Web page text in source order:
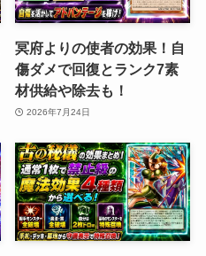
冥府よりの使者の効果！自
傷ダメで回復とランク7素
材供給や除去も！
2026年7月24日